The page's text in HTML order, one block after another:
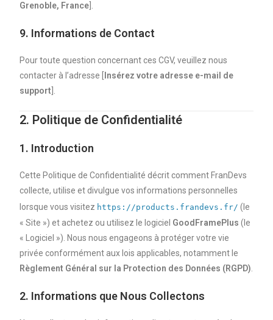
Grenoble, France
9. Informations de Contact
Pour toute question concernant ces CGV, veuillez nous
contacter à l’adresse [
Insérez votre adresse e-mail de
support
2. Politique de Confidentialité
1. Introduction
Cette Politique de Confidentialité décrit comment FranDevs
collecte, utilise et divulgue vos informations personnelles
lorsque vous visitez https://products.frandevs.fr/ (le
« Site ») et achetez ou utilisez le logiciel GoodFramePlus (le
« Logiciel »). Nous nous engageons à protéger votre vie
privée conformément aux lois applicables, notamment le
Règlement Général sur la Protection des Données (RGPD)
2. Informations que Nous Collectons